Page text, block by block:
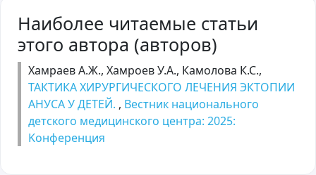
Наиболее читаемые статьи
этого автора (авторов)
Хамраев А.Ж., Хамроев У.А., Камолова К.С.,
ТАКТИКА ХИРУРГИЧЕСКОГО ЛЕЧЕНИЯ ЭКТОПИИ
АНУСА У ДЕТЕЙ. , Вестник национального
детского медицинского центра: 2025:
Kонференция